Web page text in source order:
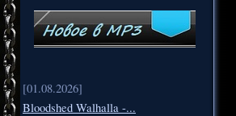
[01.08.2026]
Bloodshed Walhalla -...